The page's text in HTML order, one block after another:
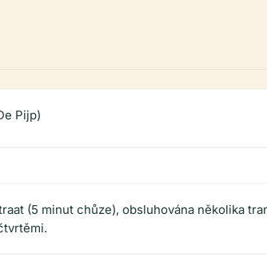
Pijp)
(5 minut chůze), obsluhována několika